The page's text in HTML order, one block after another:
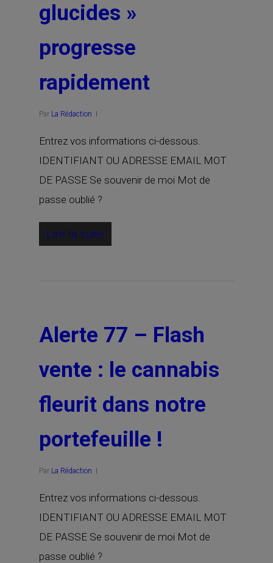
glucides »
progresse
rapidement
Par La Rédaction
Entrez vos informations ci-dessous.
IDENTIFIANT OU ADRESSE EMAIL MOT
DE PASSE Se souvenir de moi Mot de
passe oublié ?
Lire la suite
Alerte 77 – Flash
vente : le cannabis
fleurit dans notre
portefeuille !
Par La Rédaction
Entrez vos informations ci-dessous.
IDENTIFIANT OU ADRESSE EMAIL MOT
DE PASSE Se souvenir de moi Mot de
passe oublié ?